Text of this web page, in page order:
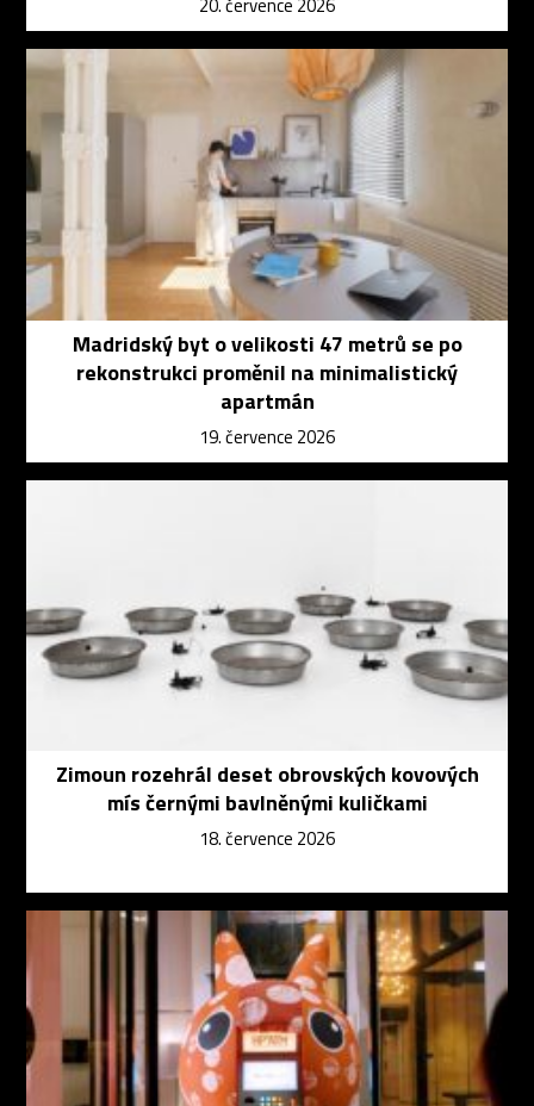
20. července 2026
Madridský byt o velikosti 47 metrů se po
rekonstrukci proměnil na minimalistický
apartmán
19. července 2026
Zimoun rozehrál deset obrovských kovových
mís černými bavlněnými kuličkami
18. července 2026